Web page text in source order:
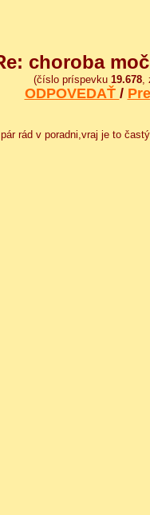
choroba
(číslo príspevku 19.678,
ODPOVEDAŤ /
rád v poradni,vraj je to